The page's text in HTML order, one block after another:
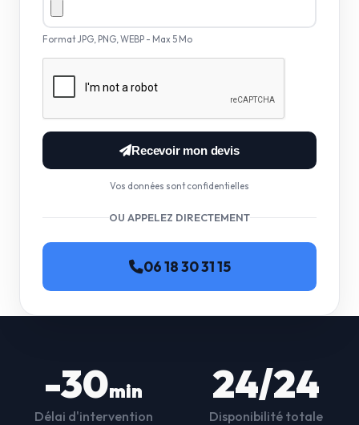
Format JPG, PNG, WEBP - Max 5 Mo
Recevoir mon devis
Vos données sont confidentielles
OU APPELEZ DIRECTEMENT
06 18 30 31 15
-30min
Délai d'intervention
24/24
Disponibilité totale